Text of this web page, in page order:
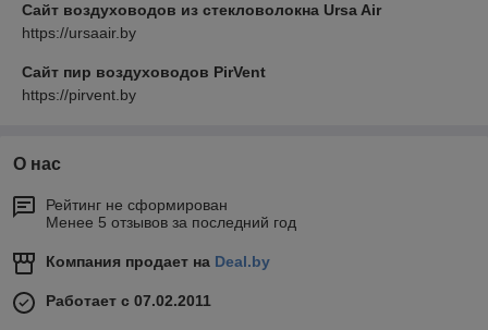
Сайт воздуховодов из стекловолокна Ursa Air
https://ursaair.by
Сайт пир воздуховодов PirVent
https://pirvent.by
О нас
Рейтинг не сформирован
Менее 5 отзывов за последний год
Компания продает на Deal.by
Работает с 07.02.2011